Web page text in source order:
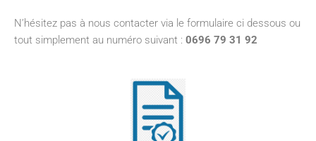
N’hésitez pas à nous contacter via le formulaire ci dessous ou
tout simplement au numéro suivant : 0696 79 31 92